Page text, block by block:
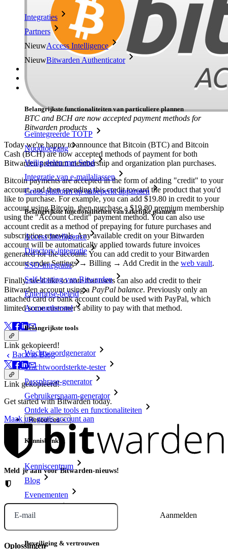
Integraties
Partners
NieuwAccess Intelligence
NieuwBitwarden Authenticator
Downloads
Functionaliteiten
Belangrijkste functionaliteiten van particuliere plannen
Geïntegreerde TOTP
Noodtoegang
Veilig delen met Send
Integratie van e-mailaliassen
Cross-platform op onbeperkt apparaten
Belangrijkste functionaliteiten van zakelijke plannen
Access Intelligence
Directory-integratie
SSO-integratie
Self-hosting van Bitwarden
Enterprise-beleid
Accountherstel
Belangrijkste tools
Wachtwoordgenerator
Wachtwoordsterkte-tester
Passphrase-generator
Gebruikersnaam-generator
Ontdek alle tools en functionaliteiten
Resources
Kennisbank
Kenniscentrum
Blog
Evenementen
Beveiliging & vertrouwen
BTC and BCH are now accepted payment methods for
Bitwarden products
Today we're happy to announce that Bitcoin (BTC) and Bitcoin
Cash (BCH) are now accepted methods of payment for both
Bitwarden premium membership and organization plan purchases.
Bitcoin payments are accepted in the form of adding "credit" to your
account, and then spending this credit toward the product that you'd
like to purchase. For example, you can add $19.80 in credit to your
account using Bitcoin, then purchase a $19.80 premium membership
using the "Account Credit" payment method. You can also use
account credit as a method of prepaying for future purchases and
subscription renewals. Any available credit on your Bitwarden
account will be automatically applied towards future invoices
generated for the account. You can add credit to your Bitwarden
account under Settings → Billing → Add Credit in the web vault.
Finally, we'd like to note that users can also add credit to their
Bitwarden account using a PayPal balance. Previously only an
attached card or bank account could be used with PayPal, which
limited some customer's ability to pay with that method.
Link gekopieerd!
Back to Blog
Link gekopieerd!
Get started with Bitwarden today.
Maak uw gratis account aan
Meld je aan voor Bitwarden-nieuws!
E-mail
Oplossingen